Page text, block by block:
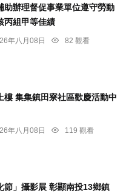
助辦理督促事業單位遵守勞動
丙組甲等佳績
年八月08日
82 觀看
樓 集集鎮田寮社區歡慶活動中
年八月08日
119 觀看
節」攝影展 彰顯南投13鄉鎮